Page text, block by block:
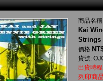
商品名
Kai
Strings
價格:
貨號:
出貨時
列印商